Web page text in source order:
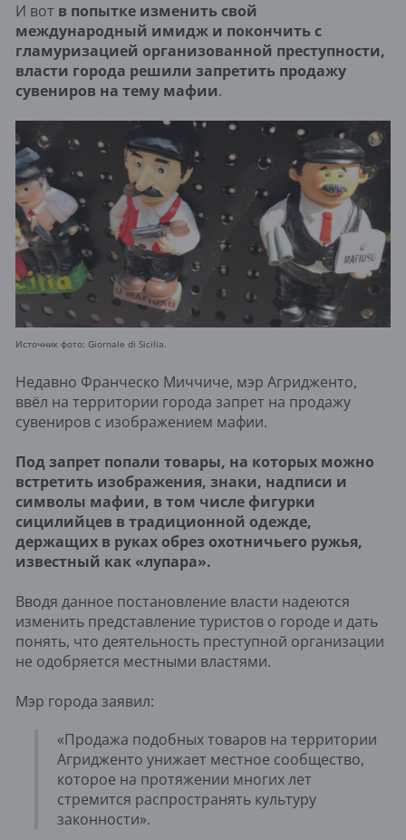
И вот в попытке изменить свой
международный имидж и покончить с
гламуризацией организованной преступности,
власти города решили запретить продажу
сувениров на тему мафии.
Источник фото: Giornale di Sicilia.
Недавно Франческо Миччиче, мэр Агридженто,
ввёл на территории города запрет на продажу
сувениров с изображением мафии.
Под запрет попали товары, на которых можно
встретить изображения, знаки, надписи и
символы мафии, в том числе фигурки
сицилийцев в традиционной одежде,
держащих в руках обрез охотничьего ружья,
известный как «лупара».
Вводя данное постановление власти надеются
изменить представление туристов о городе и дать
понять, что деятельность преступной организации
не одобряется местными властями.
Мэр города заявил:
«Продажа подобных товаров на территории
Агридженто унижает местное сообщество,
которое на протяжении многих лет
стремится распространять культуру
законности».